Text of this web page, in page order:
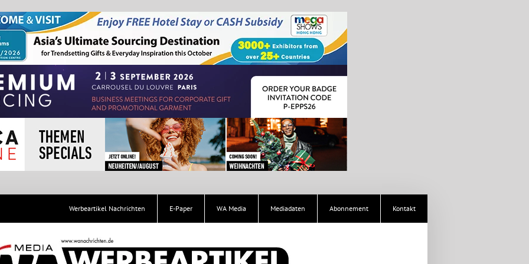
Werbeartikel Nachrichten E-Paper WA Media Mediadaten Abonnement Kontakt